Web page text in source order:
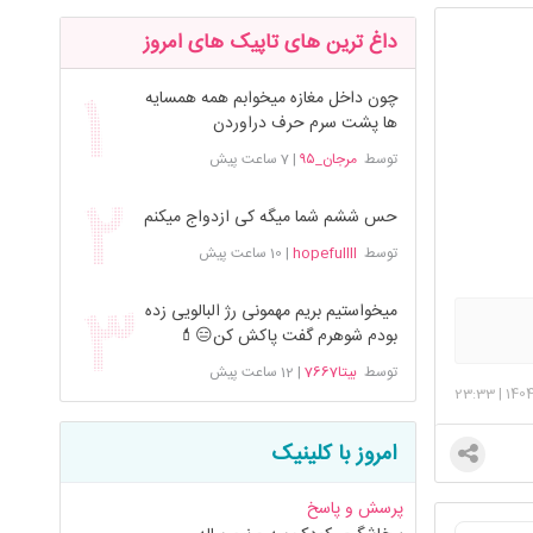
|
23:33
داغ ترین های تاپیک های امروز
چون داخل مغازه میخوابم همه همسایه
ها پشت سرم حرف دراوردن
توسطمرجان_۹۵ |7 ساعت پیش
حس ششم شما میگه کی ازدواج میکنم
توسط hopefullll
| 10 ساعت پیش
میخواستیم بریم مهمونی رژ البالویی زده
بودم شوهرم گفت پاکش کن😑💄
توسطبیتا7667 | 12 ساعت پیش
امروز با کلینیک
پرسش و پاسخ